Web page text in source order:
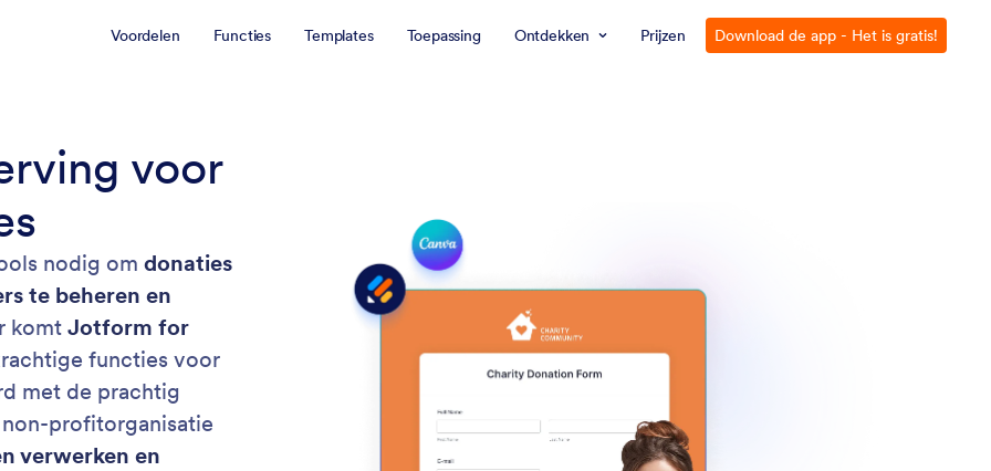
Voordelen Functies Templates Toepassing Ontdekken Prijzen Download de app - Het is gratis!
voor
nodig om donaties
te beheren en
komtJotform for
functies voor
met de prachtig
profitorganisatie
verwerken en